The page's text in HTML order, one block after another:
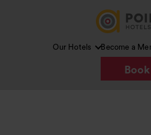
Our Hotels Become a
Book